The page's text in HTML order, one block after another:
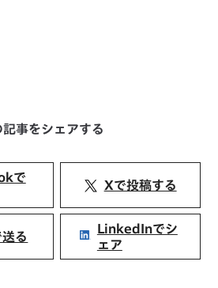
記事をシェアする
で
Xで投稿する
送る
LinkedInでシ
ェア